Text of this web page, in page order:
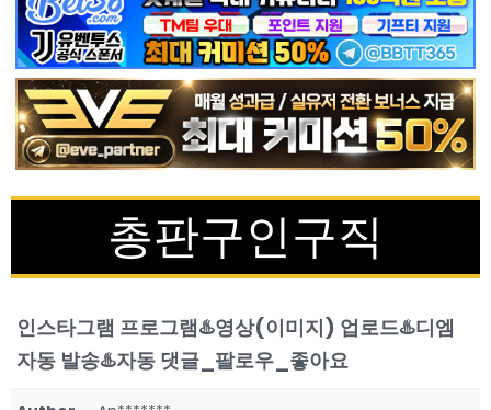
총판구인구직
인스타그램 프로그램♨️영상(이미지) 업로드♨️디엠
자동 발송♨️자동 댓글_팔로우_좋아요